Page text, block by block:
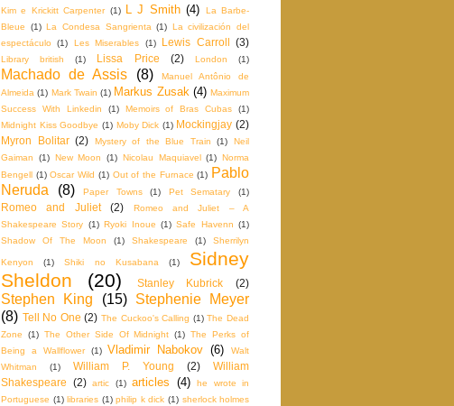
Kim e Krickitt Carpenter (1) L J Smith (4)
La Barbe‬-
Bleue
(1) La Condesa Sangrienta (1) La civilización del
espectáculo
(1) Les Miserables (1) Lewis Carroll (3)
Library british (1) Lissa Price (2) London (1)
Machado de Assis (8)
Manuel Antônio de
Almeida (1) Mark Twain (1) Markus Zusak (4) Maximum
Success With Linkedin
(1) Memoirs of Bras Cubas
(1)
Midnight Kiss Goodbye (1) Moby Dick (1) Mockingjay (2)
Myron Bolitar (2) Mystery of the Blue Train (1)
Neil
Gaiman
(1) New Moon (1) Nicolau Maquiavel (1) Norma
Bengell (1) Oscar Wild (1) Out of the Furnace (1) Pablo
Neruda
(8) Paper Towns (1) Pet Sematary (1)
Romeo and Juliet (2)
Romeo and Juliet – A
Shakespeare Story (1) Ryoki Inoue (1) Safe Havenn (1)
Shadow Of The Moon
(1) Shakespeare (1) Sherrilyn
Kenyon (1) Shiki no Kusabana (1)
Sidney
Sheldon
(20) Stanley Kubrick (2)
Stephen King (15)
Stephenie Meyer
(8) Tell No One (2) The Cuckoo's Calling (1) The Dead
Zone
(1) The Other Side Of Midnight (1) The Perks of
Being a Wallflower
(1) Vladimir Nabokov (6)
Walt
Whitman
(1) William P. Young (2)
William
Shakespeare
(2) artic (1) articles (4)
he wrote in
Portuguese (1) libraries (1) philip k dick (1) sherlock holmes